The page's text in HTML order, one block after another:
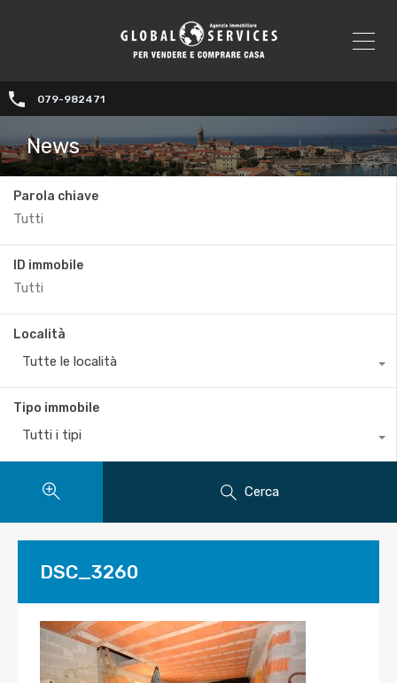
079-982471
News
Parola chiave
ID immobile
Località
Tutte le località
Tipo immobile
Tutti i tipi
Cerca
DSC_3260